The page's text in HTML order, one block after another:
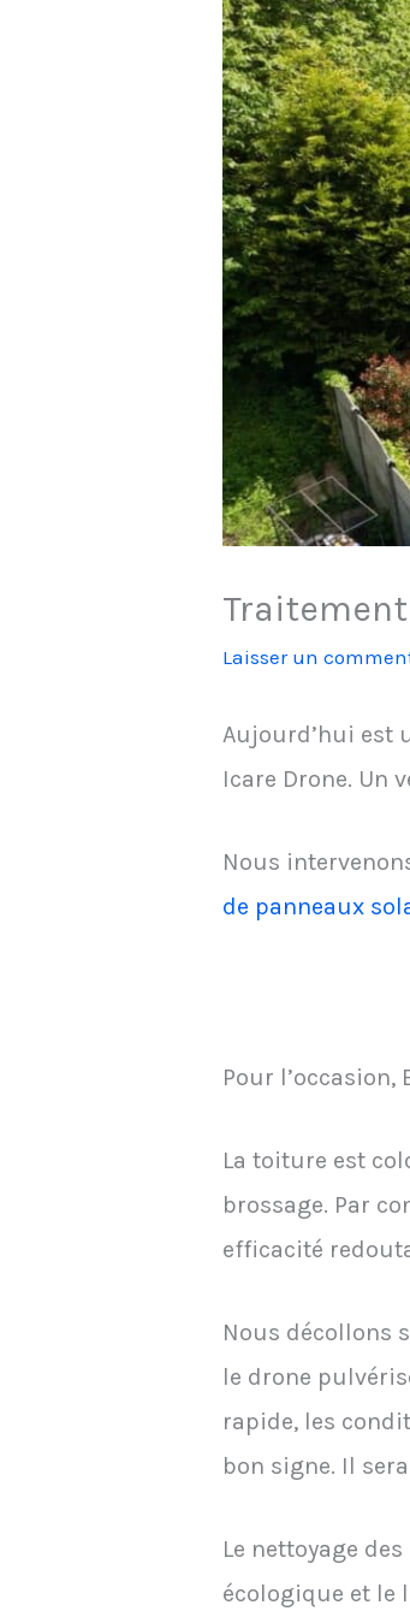
Laisser un
Aujourd’hui est
Icare Drone. Un
Nous
de panneaux
Pour l’occasion,
La toiture est
brossage. Par
efficacité
Nous décollons
le drone
rapide, les
bon signe. Il
Le nettoyage
écologique et le